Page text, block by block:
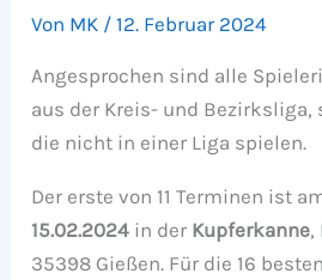
Von MK /12. Februar 2024
Angesprochen sind alle
aus der Kreis- und Bezirksliga,
die nicht in einer Liga spielen.
Der erste von 11 Terminen ist
15.02.2024 in der Kupferkanne,
35398 Gießen. Für die 16